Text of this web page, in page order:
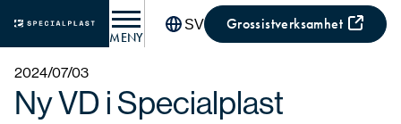
MENY
SV Grossistverksamhet
2024/07/03
Ny VD i Specialplast